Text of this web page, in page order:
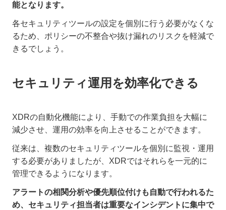
能となります。
各セキュリティツールの設定を個別に行う必要がなくな
るため、ポリシーの不整合や抜け漏れのリスクを軽減で
きるでしょう。
セキュリティ運用を効率化できる
XDRの自動化機能により、手動での作業負担を大幅に
減少させ、運用の効率を向上させることができます。
従来は、複数のセキュリティツールを個別に監視・運用
する必要がありましたが、XDRではそれらを一元的に
管理できるようになります。
アラートの相関分析や優先順位付けも自動で行われるた
め、セキュリティ担当者は重要なインシデントに集中で